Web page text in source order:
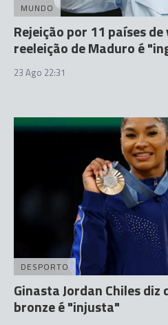
MUNDO
Rejeição por 11 países
reeleição de Maduro é
23 Ago 22:31
DESPORTO
Ginasta Jordan Chiles
bronze é "injusta"